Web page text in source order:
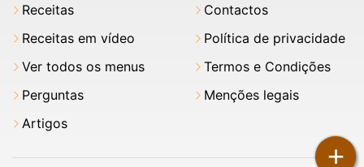
+
Receitas
Receitas em vídeo
Ver todos os menus
Perguntas
Artigos
Contactos
Política de privacidade
Termos e Condições
Menções legais